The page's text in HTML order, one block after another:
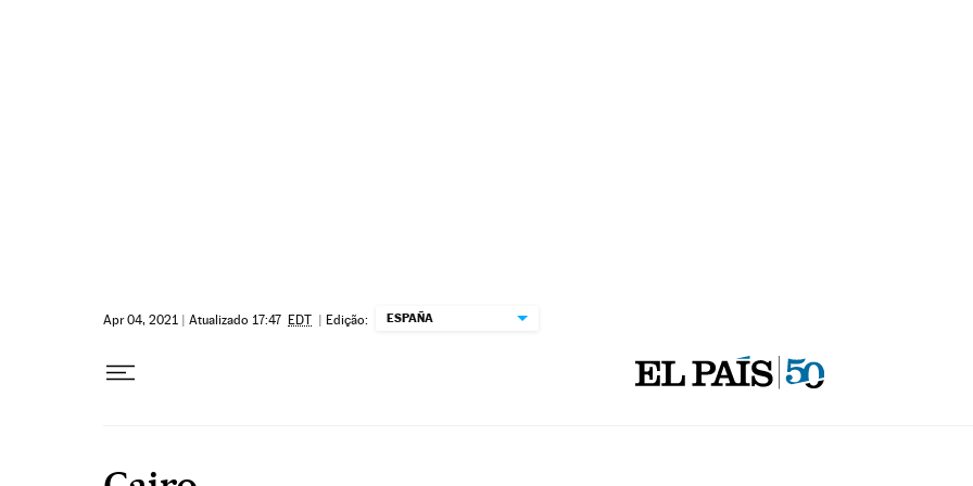
Apr 04, 2021 | Atualizado 17:47 EDT | Edição: ESPAÑA